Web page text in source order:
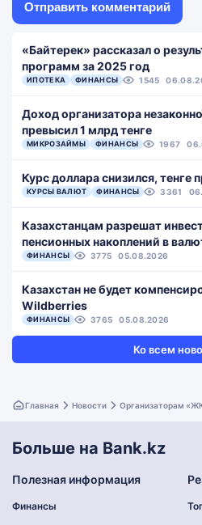
«Байтерек» рассказал о
программ за 2025 год
ИПОТЕКА ФИНАНСЫ 1545
Доход организатора
превысил 1 млрд тенге
МИКРОЗАЙМЫ ФИНАНСЫ 1967
Курс доллара снизился, тенге
КУРСЫ ВАЛЮТ ФИНАНСЫ 3361
Казахстанцам разрешат
пенсионных накоплений в
ФИНАНСЫ 3775 05.08.2026
Казахстан не будет
Wildberries
ФИНАНСЫ 3765 05.08.2026
Ко всем
Главная Новости Организаторам
Больше на Bank.kz
Полезная информация
Финансы